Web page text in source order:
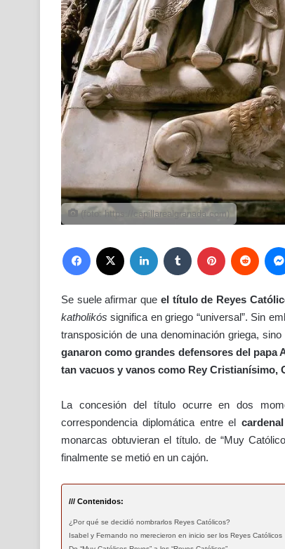
(foto: https://capillarealgranada.com)
Facebook LinkedIn Tumblr Pinterest Reddit
Se suele afirmar que el título de Reyes
katholikóssignifica en griego “universal”. Sin
transposición de una denominación griega,
ganaron como grandes defensores del papa
tan vacuos y vanos como Rey Cristianísimo,
La concesión del título ocurre en dos
correspondencia diplomática entre el
monarcas obtuvieran el título. de “Muy
finalmente se metió en un cajón.
/// Contenidos:
¿Por qué se decidió nombrarlos Reyes Católicos?
Isabel y Fernando no merecieron en inicio ser los Reyes Católicos